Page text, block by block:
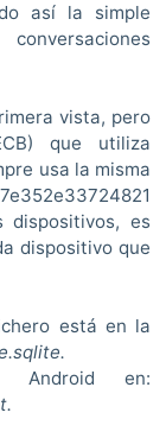
así la simple
vista, pero
que utiliza
usa la misma
es
dispositivo que
está en la
en: